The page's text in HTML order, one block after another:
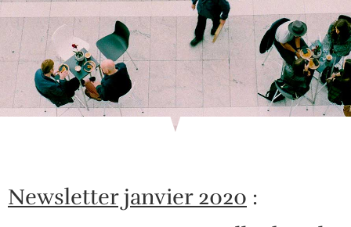
Newsletter janvier 2020 :